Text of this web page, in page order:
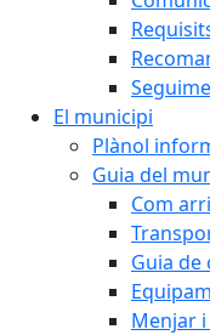
El municipi
Plànol
Guia del
Com
Guia de
Menjar